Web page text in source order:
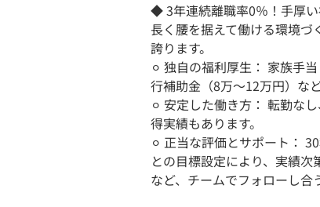
◆ 3年連続離職率0％！手厚
長く腰を据えて働ける環境づ
誇ります。
⚪︎ 独自の福利厚生： 家族手
行補助金（8万～12万円）な
⚪︎ 安定した働き方： 転勤な
得実績もあります。
⚪︎ 正当な評価とサポート：
との目標設定により、実績
など、チームでフォローし合